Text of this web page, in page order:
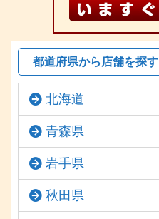
都道府県から店舗を探す
北海道
青森県
岩手県
秋田県